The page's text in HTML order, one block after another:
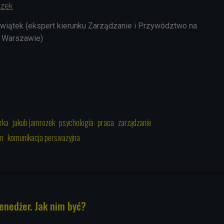
(ekspert kierunku Zarządzanie i Przywództwo na
jakub jamrozek psychologia praca zarządzanie
komunikacja perswazyjna
Jak nim być?